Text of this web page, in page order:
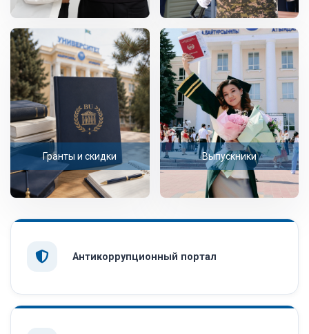
Гранты и скидки Выпускники
Антикоррупционный портал